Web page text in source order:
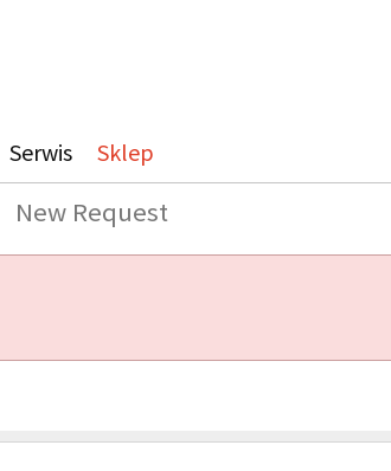
Serwis Sklep
New Request